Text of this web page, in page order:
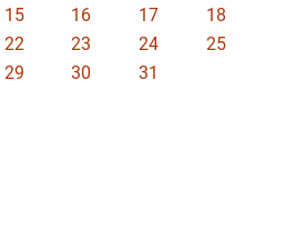
15 16 17
18
22 23 24
25
29 30
31